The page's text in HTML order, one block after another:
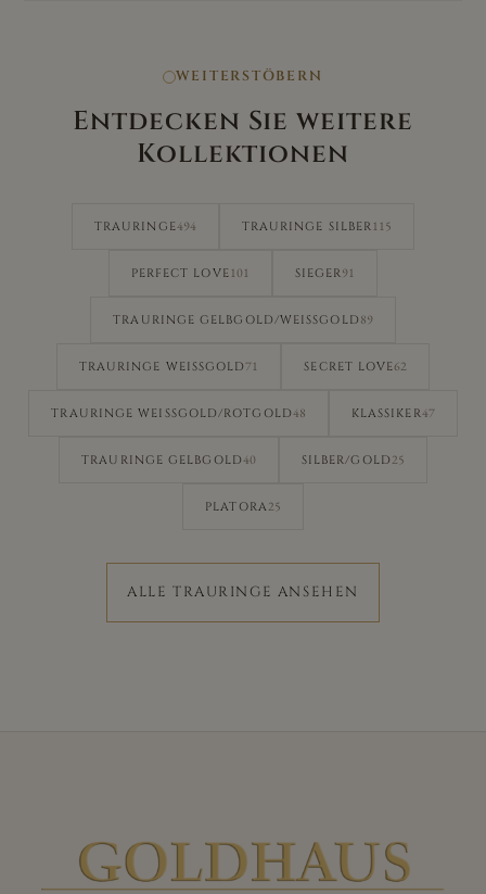
WEITERSTÖBERN
Entdecken Sie weitere
Kollektionen
TRAURINGE494 TRAURINGE SILBER 115
PERFECT LOVE 101 SIEGER91
TRAURINGE GELBGOLD/WEISSGOLD 89
TRAURINGE WEISSGOLD 71 SECRET LOVE62
TRAURINGE WEISSGOLD/ROTGOLD 48 KLASSIKER47
TRAURINGE GELBGOLD40 SILBER/GOLD 25
PLATORA25
ALLE TRAURINGE ANSEHEN